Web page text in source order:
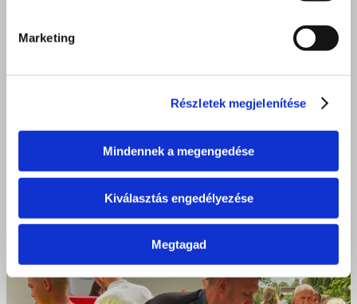
Marketing
Részletek megjelenítése
Mindennek a megengedése
Kiválasztás engedélyezése
Megtagad